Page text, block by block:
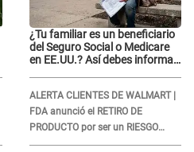
¿Tu familiar es un beneficiario
del Seguro Social o Medicare
en EE.UU.? Así debes informar
ALERTA CLIENTES DE WALMART |
FDA anunció el RETIRO DE
PRODUCTO por ser un RIESGO
MORTAL para consumidores: ¿Cuál